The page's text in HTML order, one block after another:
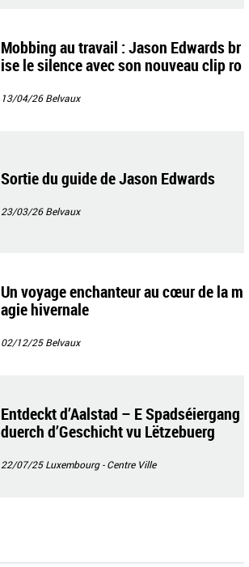
Mobbing au travail : Jason Edwards br
ise le silence avec son nouveau clip ro
13/04/26Belvaux
Sortie du guide de Jason Edwards
23/03/26Belvaux
Un voyage enchanteur au cœur de la m
agie hivernale
02/12/25Belvaux
Entdeckt d’Aalstad – E Spadséiergang
duerch d’Geschicht vu Lëtzebuerg
22/07/25Luxembourg - Centre Ville